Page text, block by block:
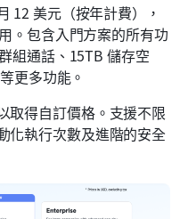
12 美元（按年計費），
。包含入門方案的所有功
組通話、15TB 儲存空
更多功能。
取得自訂價格。支援不限
化執行次數及進階的安全